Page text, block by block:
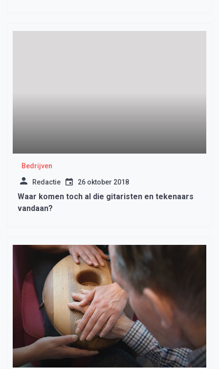
Bedrijven
Redactie 26 oktober 2018
Waar komen toch al die gitaristen en tekenaars
vandaan?